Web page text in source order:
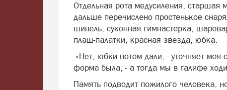
Отдельная рота медусиления, старшая
дальше перечислено простенькое
шинель, суконная гимнастерка,
плащ-палатки, красная звезда, юбка.
«Нет, юбки потом дали, - уточняет моя
форма была, - а тогда мы в галифе
Память подводит пожилого человека,